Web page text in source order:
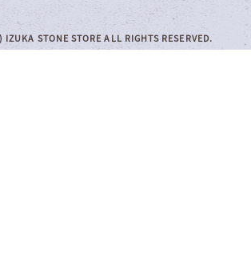
IZUKA STONE STORE ALL RIGHTS RESERVED.